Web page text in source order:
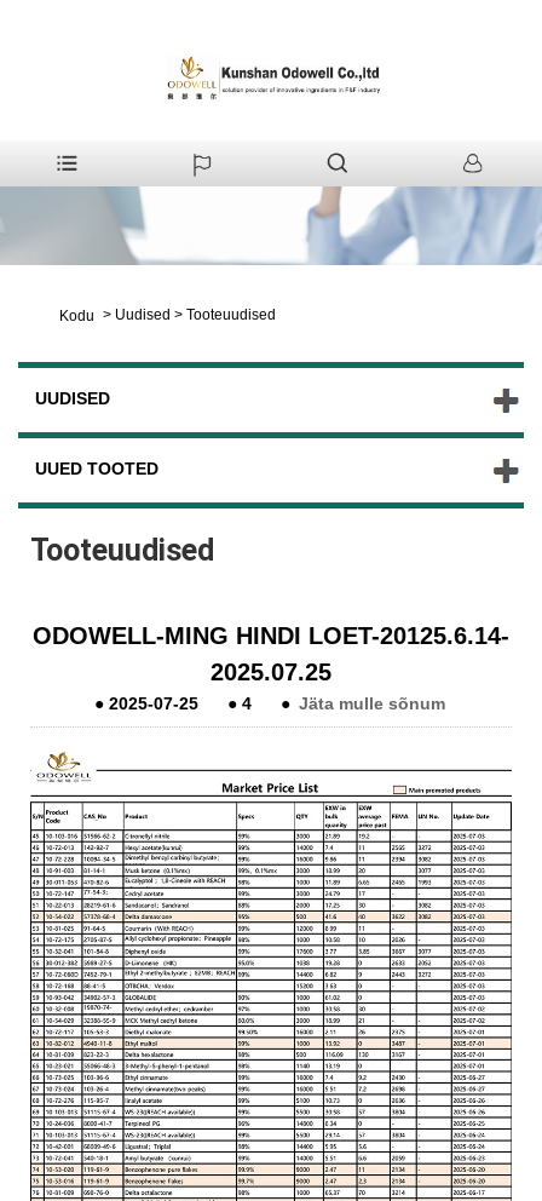
Kodu > Uudised > Tooteuudised
UUDISED
UUED TOOTED
Tooteuudised
ODOWELL-MING HINDI LOET-20125.6.14-
2025.07.25
● 2025-07-25 ● 4 ● Jäta mulle sõnum